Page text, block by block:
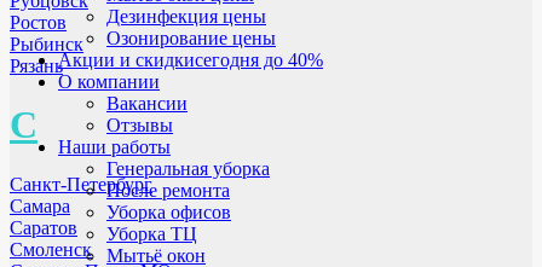
Ростов
Рыбинск
Рязань
С
Санкт-Петербург
Самара
Саратов
Смоленск
Дезинфекция цены
Озонирование цены
Акции и скидкисегодня до 40%
О компании
Вакансии
Отзывы
Наши работы
Генеральная уборка
После ремонта
Уборка офисов
Уборка ТЦ
Мытьё окон